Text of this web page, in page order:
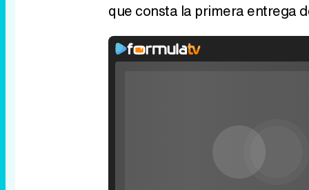
que consta la primera entrega